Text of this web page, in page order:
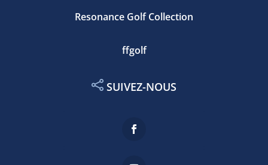
Resonance Golf Collection
ffgolf
SUIVEZ-NOUS